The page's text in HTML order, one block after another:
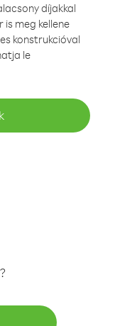
díjakkal
meg kellene
konstrukcióval
le